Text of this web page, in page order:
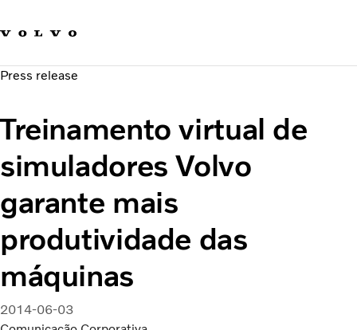
Carreira
Sustentabilidade e Segurança
Press release
Treinamento virtual de
simuladores Volvo
garante mais
produtividade das
máquinas
2014-06-03